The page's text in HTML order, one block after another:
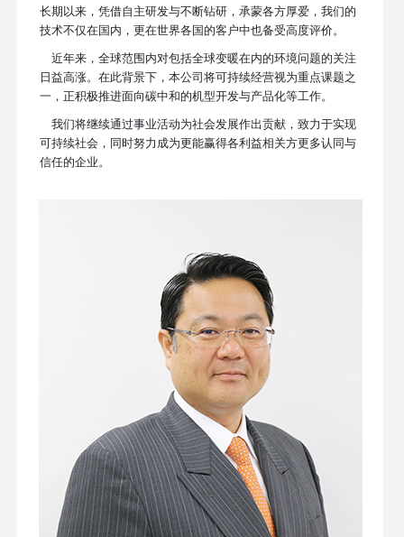
长期以来，凭借自主研发与不断钻研，承蒙各方厚爱，我们的
技术不仅在国内，更在世界各国的客户中也备受高度评价。
近年来，全球范围内对包括全球变暖在内的环境问题的关注
日益高涨。在此背景下，本公司将可持续经营视为重点课题之
一，正积极推进面向碳中和的机型开发与产品化等工作。
我们将继续通过事业活动为社会发展作出贡献，致力于实现
可持续社会，同时努力成为更能赢得各利益相关方更多认同与
信任的企业。